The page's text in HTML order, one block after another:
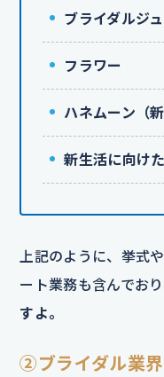
ブライダルジ
フラワー
ハネムーン（新
新生活に向け
上記のように、挙式
ート業務も含んでおり
すよ。
②ブライダル業